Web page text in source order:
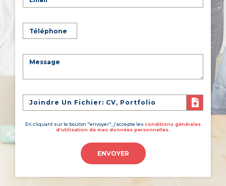
Joindre Un Fichier: CV, Portfolio
En cliquant sur le bouton "envoyer", j'accepte les conditions générales
d'utilisation de mes données personnelles.
ENVOYER